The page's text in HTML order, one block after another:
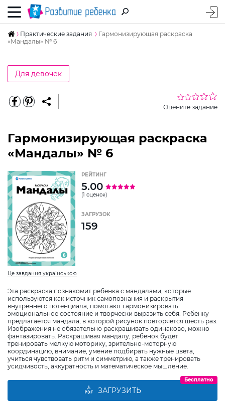
Практические задания
Гармонизирующая раскраска
«Мандалы» № 6
Для девочек
Оцените задание
Гармонизирующая раскраска
«Мандалы» № 6
Це завдання українською
Эта раскраска познакомит ребенка с мандалами, которые
используются как источник самопознания и раскрытия
внутреннего потенциала, помогают гармонизировать
эмоциональное состояние и творчески выразить себя. Ребенку
предлагается мандала, в которой рисунок повторяется шесть раз.
Изображения не обязательно раскрашивать одинаково, можно
фантазировать. Раскрашивая мандалу, ребенок будет
тренировать мелкую моторику, зрительно-моторную
координацию, внимание, умение подбирать нужные цвета,
учиться чувствовать ритм и симметрию, а также тренировать
усидчивость, аккуратность и математическое мышление.
РЕЙТИНГ
5.00
(1 оценок)
ЗАГРУЗОК
159
ЗАГРУЗИТЬ
Бесплатно